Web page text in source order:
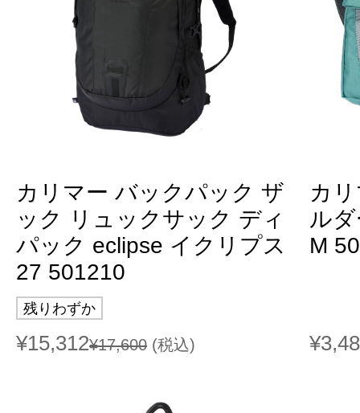
カリマー バックパック ザ
ック リュックサック ディ
パック eclipse イクリプス
27 501210
残りわずか
¥15,312¥17,600 (税込)
カ
ル
M